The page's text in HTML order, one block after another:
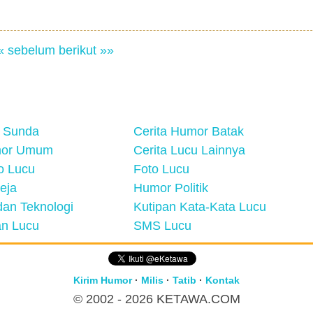
sebelum berikut »»
Cerita Humor Batak
Umum
Cerita Lucu Lainnya
Lucu
Foto Lucu
Humor Politik
Teknologi
Kutipan Kata-Kata Lucu
Lucu
SMS Lucu
Kirim Humor· Milis · Tatib · Kontak
© 2002 - 2026 KETAWA.COM